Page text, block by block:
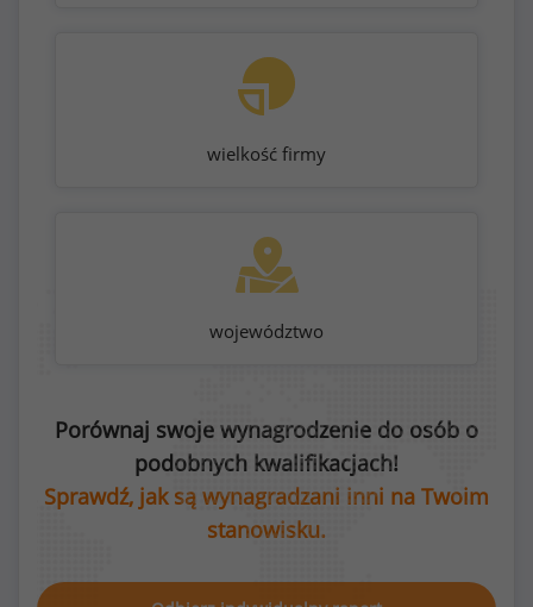
wielkość firmy
województwo
Porównaj swoje wynagrodzenie do osób o
podobnych kwalifikacjach!
Sprawdź, jak są wynagradzani inni na Twoim
stanowisku.